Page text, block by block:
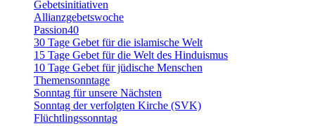
Gebetsinitiativen
Allianzgebetswoche
Passion40
30 Tage Gebet für die islamische Welt
15 Tage Gebet für die Welt des Hinduismus
10 Tage Gebet für jüdische Menschen
Themensonntage
Sonntag für unsere Nächsten
Sonntag der verfolgten Kirche (SVK)
Flüchtlingssonntag